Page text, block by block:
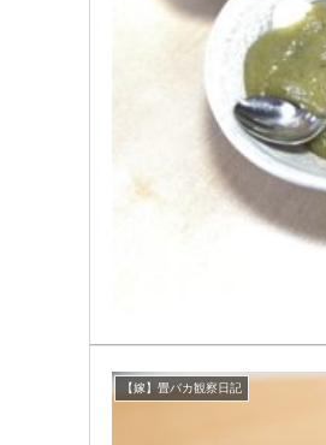
【嫁】畳バカ観察日記